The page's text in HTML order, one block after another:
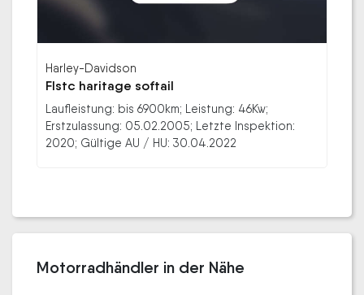
Harley-Davidson
Flstc haritage softail
Laufleistung: bis 6900km; Leistung: 46Kw;
Erstzulassung: 05.02.2005; Letzte Inspektion:
2020; Gültige AU / HU: 30.04.2022
Motorradhändler in der Nähe